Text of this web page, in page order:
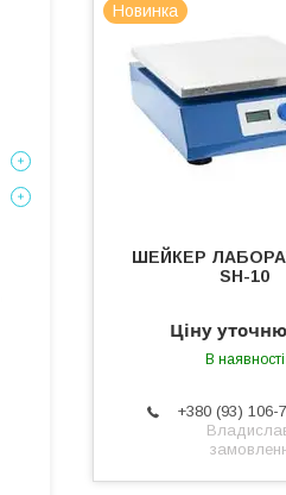
Новинка
ШЕЙКЕР
SH-10
Ціну
В наявності
+380 (93) 106-